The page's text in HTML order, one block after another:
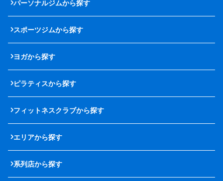
パーソナルジムから探す
スポーツジムから探す
ヨガから探す
ピラティスから探す
フィットネスクラブから探す
エリアから探す
系列店から探す